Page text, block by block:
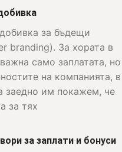
за бъдещи
branding). За хората в
само заплатата, но
на компанията, в
заедно им покажем, че
за тях
за заплати и бонуси